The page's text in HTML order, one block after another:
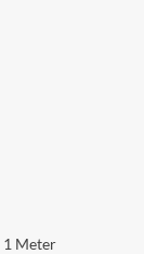
1 Meter